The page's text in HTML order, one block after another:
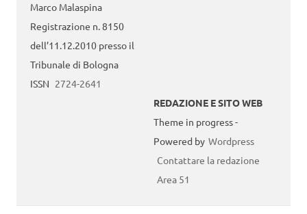
Marco Malaspina
Registrazione n. 8150
dell’11.12.2010 presso il
Tribunale di Bologna
ISSN 2724-2641
REDAZIONE E SITO WEB
Theme in progress -
Powered by Wordpress
Contattare la redazione
Area 51